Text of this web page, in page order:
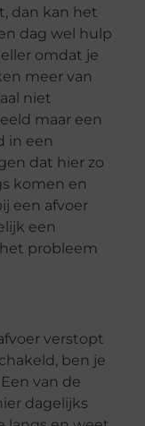
dan kan het
dag wel hulp
omdat je
meer van
niet
maar een
in een
dat hier zo
komen en
een afvoer
een
probleem
verstopt
ben je
van de
dagelijks